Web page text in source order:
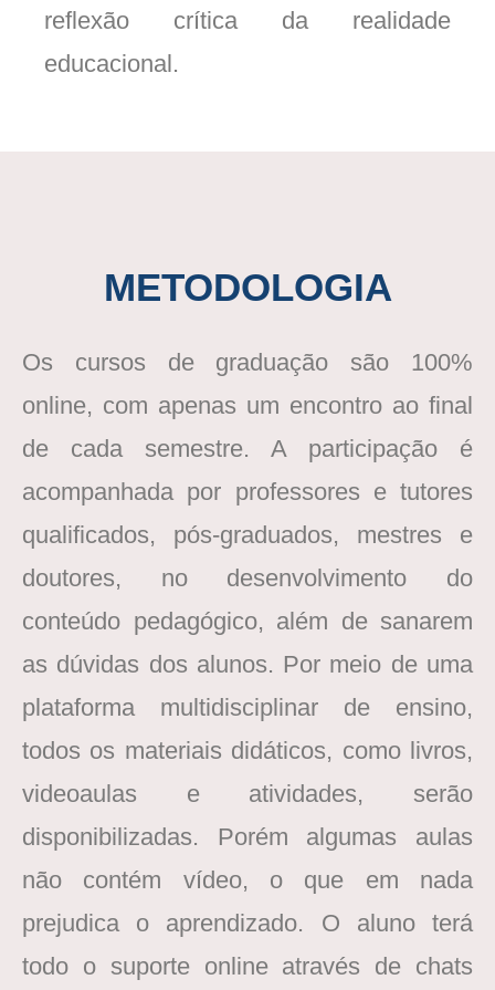
reflexão crítica da realidade
educacional.
METODOLOGIA
Os cursos de graduação são 100%
online, com apenas um encontro ao final
de cada semestre. A participação é
acompanhada por professores e tutores
qualificados, pós-graduados, mestres e
doutores, no desenvolvimento do
conteúdo pedagógico, além de sanarem
as dúvidas dos alunos. Por meio de uma
plataforma multidisciplinar de ensino,
todos os materiais didáticos, como livros,
videoaulas e atividades, serão
disponibilizadas. Porém algumas aulas
não contém vídeo, o que em nada
prejudica o aprendizado. O aluno terá
todo o suporte online através de chats